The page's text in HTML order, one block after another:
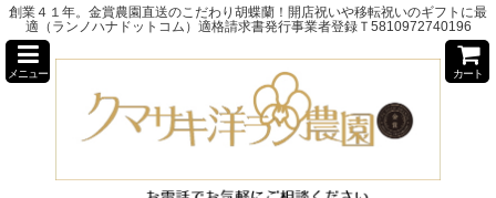
創業４１年。金賞農園直送のこだわり胡蝶蘭！開店祝いや移転祝いのギフトに最
適（ランノハナドットコム）適格請求書発行事業者登録Ｔ5810972740196
メニュー カート